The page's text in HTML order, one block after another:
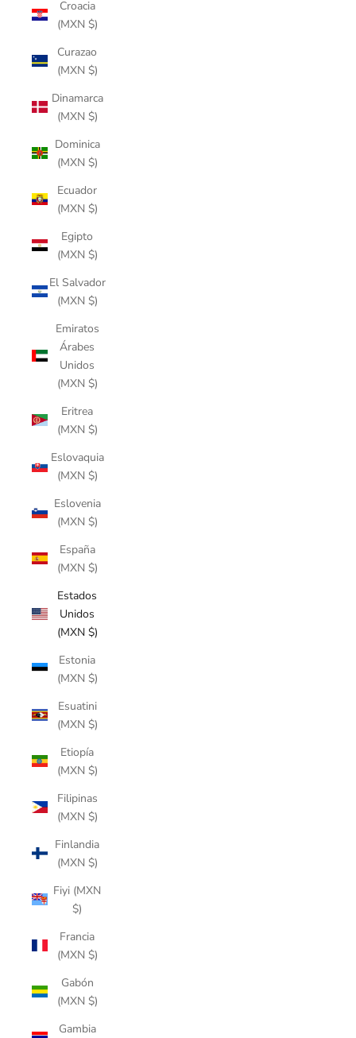
Croacia
(MXN $)
Curazao
(MXN $)
Dinamarca
(MXN $)
Dominica
(MXN $)
Ecuador
(MXN $)
Egipto
(MXN $)
El Salvador
(MXN $)
Emiratos
Árabes
Unidos
(MXN $)
Eritrea
(MXN $)
Eslovaquia
(MXN $)
Eslovenia
(MXN $)
España
(MXN $)
Estados
Unidos
(MXN $)
Estonia
(MXN $)
Esuatini
(MXN $)
Etiopía
(MXN $)
Filipinas
(MXN $)
Finlandia
(MXN $)
Fiyi (MXN
$)
Francia
(MXN $)
Gabón
(MXN $)
Gambia